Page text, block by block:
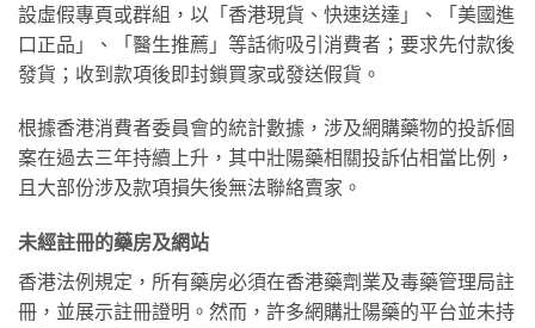
設虛假專頁或群組，以「香港現貨、快速送達」、「美國進
口正品」、「醫生推薦」等話術吸引消費者；要求先付款後
發貨；收到款項後即封鎖買家或發送假貨。
根據香港消費者委員會的統計數據，涉及網購藥物的投訴個
案在過去三年持續上升，其中壯陽藥相關投訴佔相當比例，
且大部份涉及款項損失後無法聯絡賣家。
未經註冊的藥房及網站
香港法例規定，所有藥房必須在香港藥劑業及毒藥管理局註
冊，並展示註冊證明。然而，許多網購壯陽藥的平台並未持